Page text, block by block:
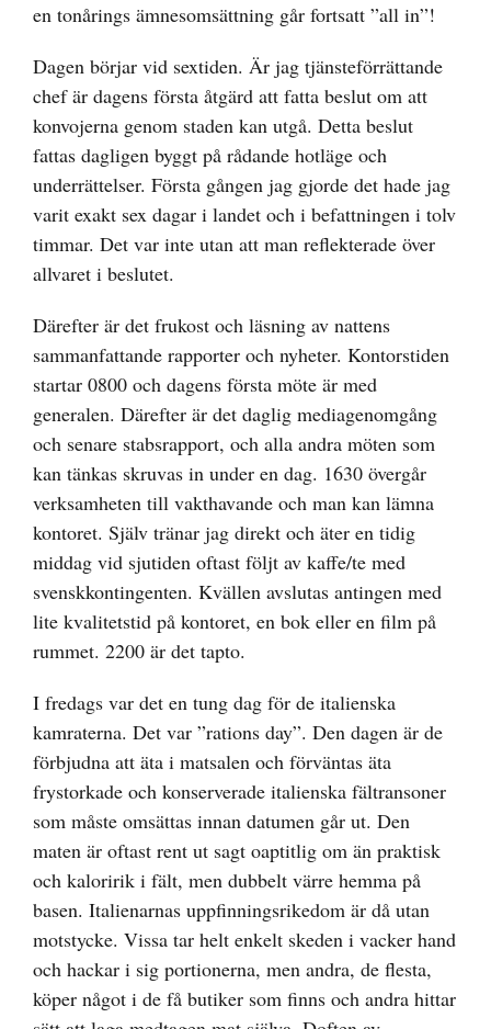
en tonårings ämnesomsättning går fortsatt ”all in”!
Dagen börjar vid sextiden. Är jag tjänsteförrättande
chef är dagens första åtgärd att fatta beslut om att
konvojerna genom staden kan utgå. Detta beslut
fattas dagligen byggt på rådande hotläge och
underrättelser. Första gången jag gjorde det hade jag
varit exakt sex dagar i landet och i befattningen i tolv
timmar. Det var inte utan att man reflekterade över
allvaret i beslutet.
Därefter är det frukost och läsning av nattens
sammanfattande rapporter och nyheter. Kontorstiden
startar 0800 och dagens första möte är med
generalen. Därefter är det daglig mediagenomgång
och senare stabsrapport, och alla andra möten som
kan tänkas skruvas in under en dag. 1630 övergår
verksamheten till vakthavande och man kan lämna
kontoret. Själv tränar jag direkt och äter en tidig
middag vid sjutiden oftast följt av kaffe/te med
svenskkontingenten. Kvällen avslutas antingen med
lite kvalitetstid på kontoret, en bok eller en film på
rummet. 2200 är det tapto.
I fredags var det en tung dag för de italienska
kamraterna. Det var ”rations day”. Den dagen är de
förbjudna att äta i matsalen och förväntas äta
frystorkade och konserverade italienska fältransoner
som måste omsättas innan datumen går ut. Den
maten är oftast rent ut sagt oaptitlig om än praktisk
och kaloririk i fält, men dubbelt värre hemma på
basen. Italienarnas uppfinningsrikedom är då utan
motstycke. Vissa tar helt enkelt skeden i vacker hand
och hackar i sig portionerna, men andra, de flesta,
köper något i de få butiker som finns och andra hittar